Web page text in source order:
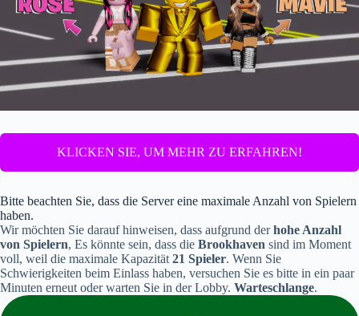
KLICKEN SIE, UM MEHR ZU ERFAHREN!
Bitte beachten Sie, dass die Server eine maximale Anzahl von Spielern
haben.
Wir möchten Sie darauf hinweisen, dass aufgrund derhohe Anzahl
von Spielern, Es könnte sein, dass die Brookhaven sind im Moment
voll, weil die maximale Kapazität 21 Spieler. Wenn Sie
Schwierigkeiten beim Einlass haben, versuchen Sie es bitte in ein paar
Minuten erneut oder warten Sie in der Lobby. Warteschlange.